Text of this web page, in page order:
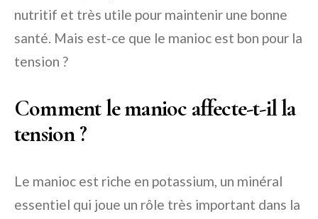
nutritif et très utile pour maintenir une bonne
santé. Mais est-ce que le manioc est bon pour la
tension ?
Comment le manioc affecte-t-il la
tension ?
Le manioc est riche en potassium, un minéral
essentiel qui joue un rôle très important dans la